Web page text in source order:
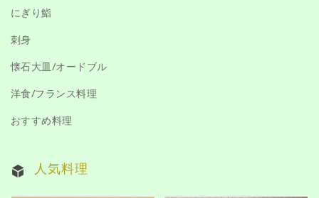
にぎり鮨
刺身
懐石大皿/オードブル
洋食/フランス料理
おすすめ料理
人気料理